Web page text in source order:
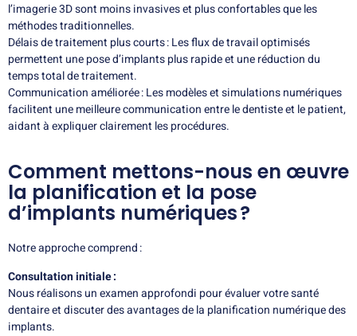
l’imagerie 3D sont moins invasives et plus confortables que les
méthodes traditionnelles.
Délais de traitement plus courts : Les flux de travail optimisés
permettent une pose d’implants plus rapide et une réduction du
temps total de traitement.
Communication améliorée : Les modèles et simulations numériques
facilitent une meilleure communication entre le dentiste et le patient,
aidant à expliquer clairement les procédures.
Comment mettons-nous en œuvre
la planification et la pose
d’implants numériques ?
Notre approche comprend :
Consultation initiale :
Nous réalisons un examen approfondi pour évaluer votre santé
dentaire et discuter des avantages de la planification numérique des
implants.